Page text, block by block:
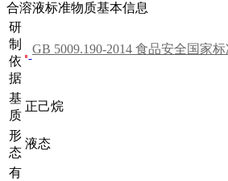
合溶液标准物质基本信息
研
制
依
据
基
质
正己烷
形
态
液态
有